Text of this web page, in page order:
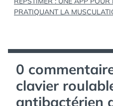
l’article
PRATIQUANT LA
0
clavier
antibactérien